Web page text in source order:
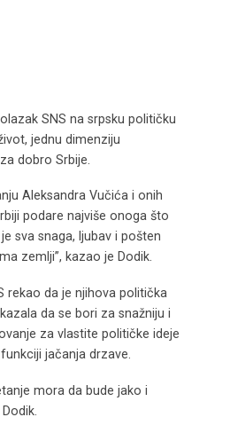
SNS na srpsku političku
jednu dimenziju
dobro Srbije.
Aleksandra Vučića i onih
podare najviše onoga što
sva snaga, ljubav i pošten
zemlji”, kazao je Dodik.
rekao da je njihova politička
da se bori za snažniju i
za vlastite političke ideje
jačanja drzave.
mora da bude jako i